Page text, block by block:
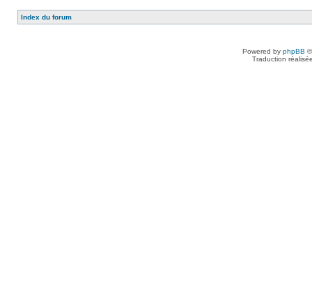
Index du forum
Powered by phpBB
Traduction